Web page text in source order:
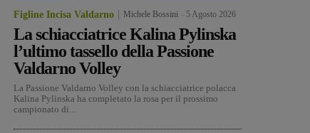
Figline Incisa Valdarno Michele Bossini 5 Agosto 2026
La schiacciatrice Kalina Pylinska
l’ultimo tassello della Passione
Valdarno Volley
La Passione Valdarno Volley con la schiacciatrice polacca
Kalina Pylinska ha completato la rosa per il prossimo
campionato di...